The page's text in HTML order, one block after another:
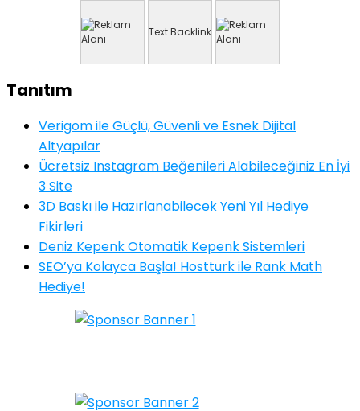
Text Backlink
Tanıtım
Verigom ile Güçlü, Güvenli ve Esnek Dijital
Altyapılar
Ücretsiz Instagram Beğenileri Alabileceğiniz En İyi
3 Site
3D Baskı ile Hazırlanabilecek Yeni Yıl Hediye
Fikirleri
Deniz Kepenk Otomatik Kepenk Sistemleri
SEO’ya Kolayca Başla! Hostturk ile Rank Math
Hediye!